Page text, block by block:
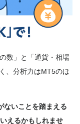
数」と「通貨・相場
、分析力はMT5のほ
ないことを踏まえる
えるかもしれませ